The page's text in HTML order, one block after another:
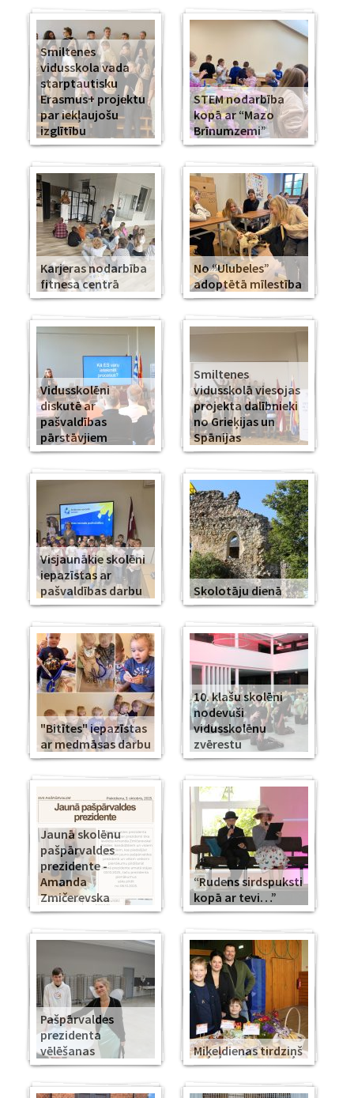
Smiltenes
vidusskola vada
starptautisku
Erasmus+ projektu
par iekļaujošu
izglītību
STEM nodarbība
kopā ar “Mazo
Brīnumzemi”
Karjeras nodarbība
fitnesa centrā
No “Ulubeles”
adoptētā mīlestība
Vidusskolēni
diskutē ar
pašvaldības
pārstāvjiem
Smiltenes
vidusskolā viesojas
projekta dalībnieki
no Grieķijas un
Spānijas
Visjaunākie skolēni
iepazīstas ar
pašvaldības darbu
Skolotāju dienā
"Bitītes" iepazīstas
ar medmāsas darbu
10. klašu skolēni
nodevuši
vidusskolēnu
zvērestu
Jaunā skolēnu
pašpārvaldes
prezidente -
Amanda
Zmičerevska
“Rudens sirdspuksti
kopā ar tevi…”
Pašpārvaldes
prezidenta
vēlēšanas
Miķeļdienas tirdziņš